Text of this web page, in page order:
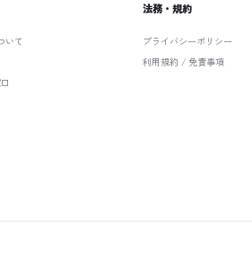
いて
法務・規約
プライバシーポリシー
利用規約 / 免責事項